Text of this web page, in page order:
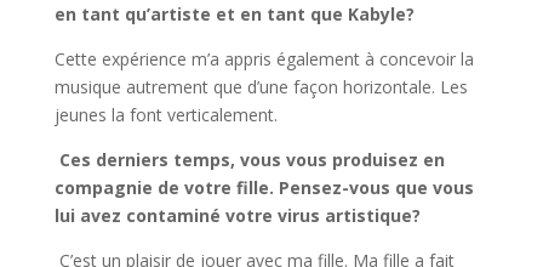
en tant qu’artiste et en tant que Kabyle?
Cette expérience m’a appris également à concevoir la
musique autrement que d’une façon horizontale. Les
jeunes la font verticalement.
Ces derniers temps, vous vous produisez en
compagnie de votre fille. Pensez-vous que vous
lui avez contaminé votre virus artistique?
C’est un plaisir de jouer avec ma fille. Ma fille a fait